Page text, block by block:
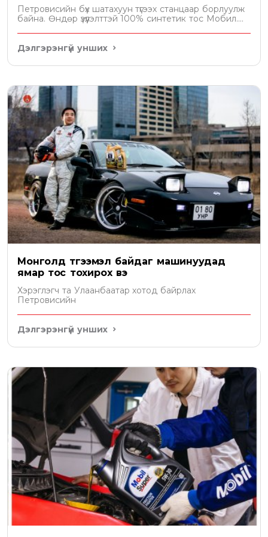
Петровисийн бүх шатахуун түгээх станцаар борлуулж
байна. Өндөр үзүүлэлттэй 100% синтетик тос Мобил....
Дэлгэрэнгүй унших
Монголд түгээмэл байдаг машинуудад
ямар тос тохирох вэ
Хэрэглэгч та Улаанбаатар хотод байрлах
Петровисийн
Дэлгэрэнгүй унших